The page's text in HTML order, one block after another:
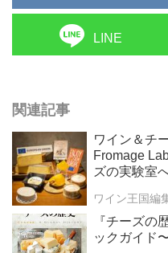
LINE
関連記事
ワイン＆チ
Fromage
ズの実験室
ワイン王国編
『チーズの
ックガイド